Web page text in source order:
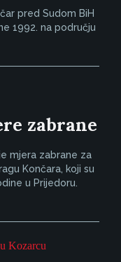
pred Sudom BiH
1992. na području
zabrane
mjera zabrane za
Končara, koji su
u Prijedoru.